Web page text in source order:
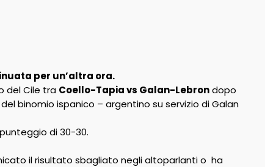
per un’altra ora.
del Cile tra Coello-Tapia vs Galan-Lebrondopo
binomio ispanico – argentino su servizio di Galan
di 30-30.
il risultato sbagliato negli altoparlanti o ha